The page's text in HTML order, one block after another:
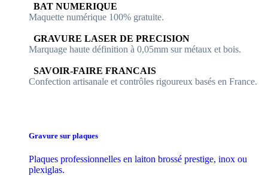
​​ BAT NUMERIQUE
Maquette numérique 100% ​gratuite.
​GRAVURE LASER DE PRECISION
Marquage haute définition à 0,05mm sur métaux et bois.
​SAVOIR-FAIRE FRANCAIS
Confection artisanale et contrôles ​rigoureux basés en France.
Gravure sur plaques
Plaques professionnelles en laiton brossé prestige, inox ou
plexiglas.